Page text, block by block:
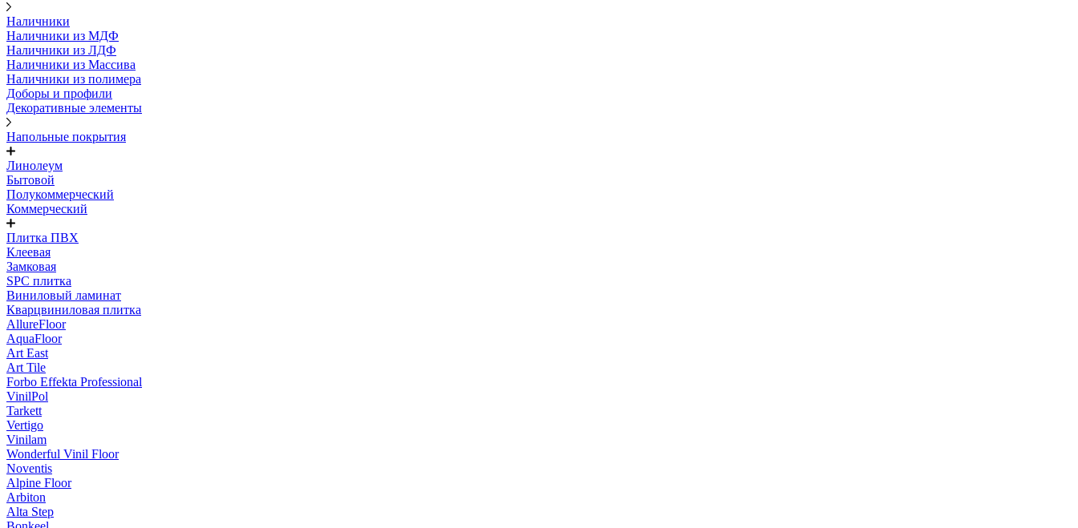
Наличники
Наличники из МДФ
Наличники из ЛДФ
Наличники из Массива
Наличники из полимера
Доборы и профили
Декоративные элементы
Напольные покрытия
Линолеум
Бытовой
Полукоммерческий
Коммерческий
Плитка ПВХ
Клеевая
Замковая
SPC плитка
Виниловый ламинат
Кварцвиниловая плитка
AllureFloor
AquaFloor
Art East
Art Tile
Forbo Effekta Professional
VinilPol
Tarkett
Vertigo
Vinilam
Wonderful Vinil Floor
Noventis
Alpine Floor
Arbiton
Alta Step